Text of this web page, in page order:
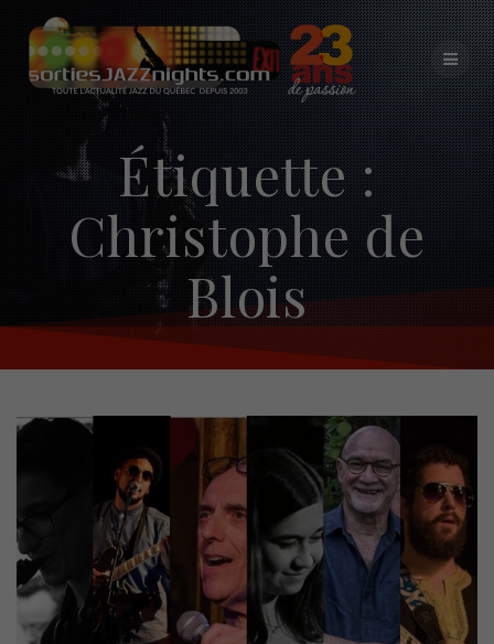
Skip
to
content
Étiquette :
Christophe de
Blois